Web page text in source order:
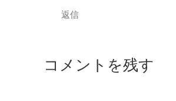
返信
コメントを残す